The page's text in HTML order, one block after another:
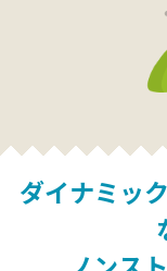
ダイナミッ